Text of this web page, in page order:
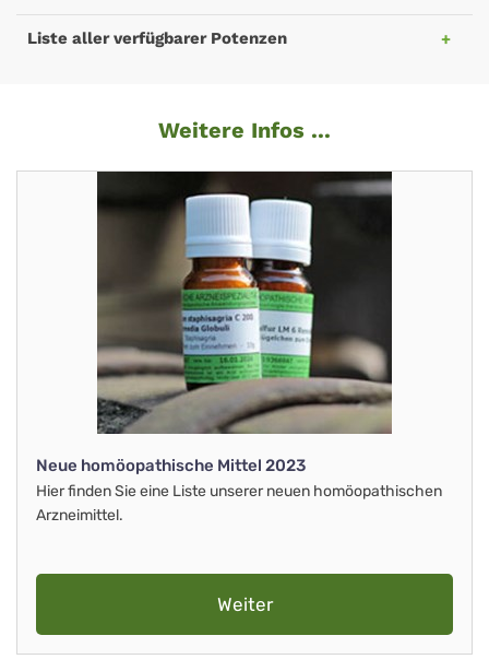
Liste aller verfügbarer Potenzen
Weitere Infos ...
Neue homöopathische Mittel 2023
Hier finden Sie eine Liste unserer neuen homöopathischen
Arzneimittel.
Weiter